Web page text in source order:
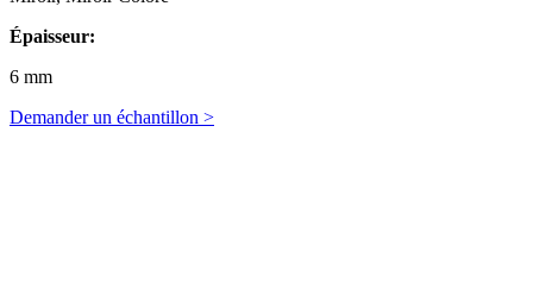
Épaisseur:
6 mm
Demander un échantillon >